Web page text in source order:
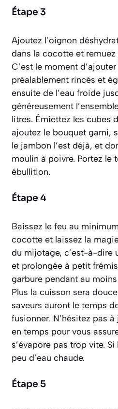
Étape 3
Ajoutez l’oignon
dans la cocotte et
C’est le moment
préalablement rincés et
ensuite de l’eau froide
généreusement
litres. Émiettez les cubes
ajoutez le bouquet garni,
le jambon l’est déjà, et
moulin à poivre. Portez le
ébullition.
Étape 4
Baissez le feu au
cocotte et laissez la
du mijotage, c’est-à-dire
et prolongée à petit
garbure pendant au
Plus la cuisson sera
saveurs auront le temps
fusionner. N’hésitez pas
en temps pour vous
s’évapore pas trop vite.
peu d’eau chaude.
Étape 5